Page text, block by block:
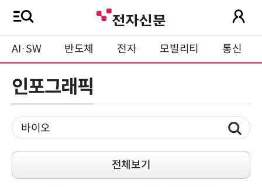
AI·SW 반도체 전자 모빌리티 통신
인포그래픽
전체보기